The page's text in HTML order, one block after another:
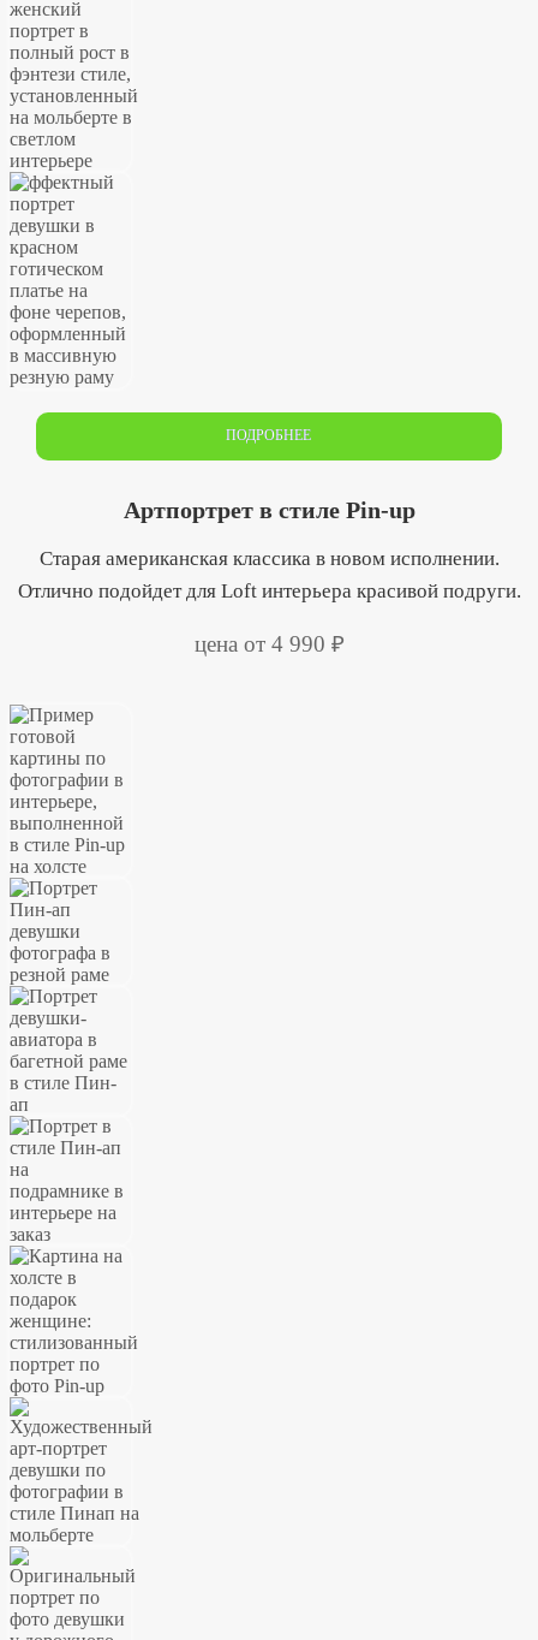
ПОДРОБНЕЕ
Артпортрет в стиле Pin-up
Старая американская классика в новом исполнении.
Отлично подойдет для Loft интерьера красивой подруги.
цена от 4 990 ₽